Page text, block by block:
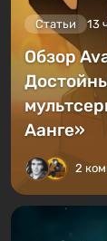
Статьи 13
Обзор
Аанге»
2